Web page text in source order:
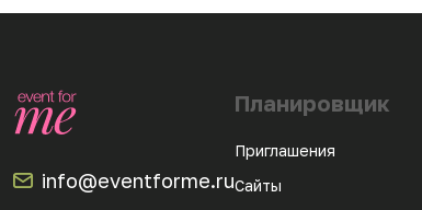
info@eventforme.ru
Планировщик
Приглашения
Сайты